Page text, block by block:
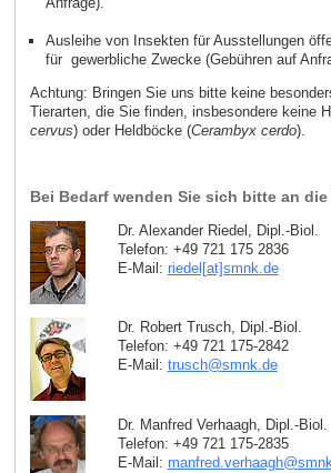
Ausleihe von Insekten für Ausstellungen
für gewerbliche Zwecke (Gebühren auf
Achtung: Bringen Sie uns bitte keine
Tierarten, die Sie finden, insbesondere keine
cervus) oder Heldböcke (Cerambyx cerdo).
Bei Bedarf wenden Sie sich bitte an
Dr. Alexander Riedel, Dipl.-Biol.
Telefon: +49 721 175 2836
E-Mail: riedel[at]smnk de
Dr. Robert Trusch, Dipl.-Biol.
Telefon: +49 721 175-2842
E-Mail: trusch@smnk.de
Dr. Manfred Verhaagh, Dipl.-Biol.
Telefon: +49 721 175-2835
E-Mail: manfred.verhaagh@